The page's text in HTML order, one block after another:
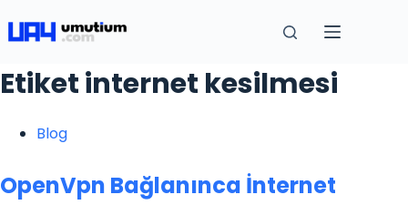
Etiketinternet kesilmesi
Blog
OpenVpn Bağlanınca İnternet